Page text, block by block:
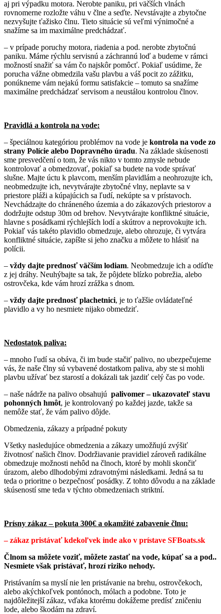
aj pri výpadku motora. Nerobte paniku, pri väčších vlnách
rovnomerne rozložte váhu v člne a seďte. Nevstávajte a zbytočne
nezvyšujte ťažisko člnu. Tieto situácie sú veľmi výnimočné a
snažíme sa im maximálne predchádzať.
– v prípade poruchy motora, riadenia a pod. nerobte zbytočnú
paniku. Máme rýchlu servisnú a záchrannú loď a budeme v rámci
možností snažiť sa vám čo najskôr pomôcť. Pokiaľ usúdime, že
porucha vážne obmedzila vašu plavbu a váš pocit zo zážitku,
ponúkneme vám nejakú formu satisfakcie – tomuto sa snažíme
maximálne predchádzať servisom a neustálou kontrolou člnov.
Pravidlá a kontrola na vode:
– špeciálnou kategóriou problémov na vode je kontrola na vode zo
strany Polície alebo Dopravného úradu. Na základe skúsenosti
sme presvedčení o tom, že vás nikto v tomto zmysle nebude
kontrolovať a obmedzovať, pokiaľ sa budete na vode správať
slušne. Majte úctu k plavcom, menším plavidlám a neohrozujte ich,
neobmedzujte ich, nevytvárajte zbytočné vlny, neplavte sa v
priestore pláži a kúpajúcich sa ľudí, nekúpte sa v prístavoch.
Nevchádzajte do chráneného územia a do zákazových priestorov a
dodržujte odstup 30m od brehov. Nevytvárajte konfliktné situácie,
hlavne s posádkami rýchlejších lodí a skútrov a neprovokujte ich.
Pokiaľ vás takéto plavidlo obmedzuje, alebo ohrozuje, či vytvára
konfliktné situácie, zapíšte si jeho značku a môžete to hlásiť na
polícii.
– vždy dajte prednosť väčším lodiam. Neobmedzuje ich a odíďte
z jej dráhy. Neuhýbajte sa tak, že pôjdete blízko pobrežia, alebo
ostrovčeka, kde vám hrozí zrážka s dnom.
– vždy dajte prednosť plachetnici, je to ťažšie ovládateľné
plavidlo a vy ho nesmiete nijako obmedziť.
Nedostatok paliva:
– mnoho ľudí sa obáva, či im bude stačiť palivo, no ubezpečujeme
vás, že naše člny sú vybavené dostatkom paliva, aby ste si mohli
plavbu užívať bez starostí a dokázali tak jazdiť celý čas po vode.
– naše nádrže na palivo obsahujú palivomer – ukazovateľ stavu
pohonných hmôt, je kontrolovaný po každej jazde, takže sa
nemôže stať, že vám palivo dôjde.
Obmedzenia, zákazy a prípadné pokuty
Všetky nasledujúce obmedzenia a zákazy umožňujú zvýšiť
životnosť našich člnov. Dodržiavanie pravidiel zároveň radikálne
obmedzuje možnosti nehôd na člnoch, ktoré by mohli skončiť
úrazom, alebo dlhodobými zdravotnými následkami. Jedná sa tu
teda o prioritne o bezpečnosť posádky. Z tohto dôvodu a na základe
skúseností sme teda v týchto obmedzeniach striktní.
Prísny zákaz – pokuta 300€ a okamžité zabavenie člnu:
– zákaz pristávať kdekoľvek inde ako v prístave SFBoats.sk
Člnom sa môžete voziť, môžete zastať na vode, kúpať sa a pod..
Nesmiete však pristávať, hrozí riziko nehody.
Pristávaním sa myslí nie len pristávanie na brehu, ostrovčekoch,
alebo akýchkoľvek pontónoch, mólach a podobne. Toto je
najdôležitejší zákaz, vďaka ktorému dokážeme predísť zničeniu
lode, alebo škodám na zdraví.